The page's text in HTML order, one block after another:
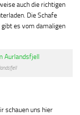
auch die richtigen
Die Schafe
es vom damaligen
schauen uns hier